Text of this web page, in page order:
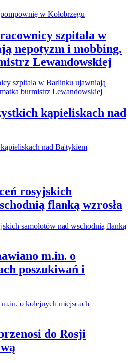
szpitala w
nepotyzm i mobbing.
Lewandowskiej
kąpieliskach nad
rosyjskich
flanką wzrosła
m.in. o
poszukiwań i
do Rosji